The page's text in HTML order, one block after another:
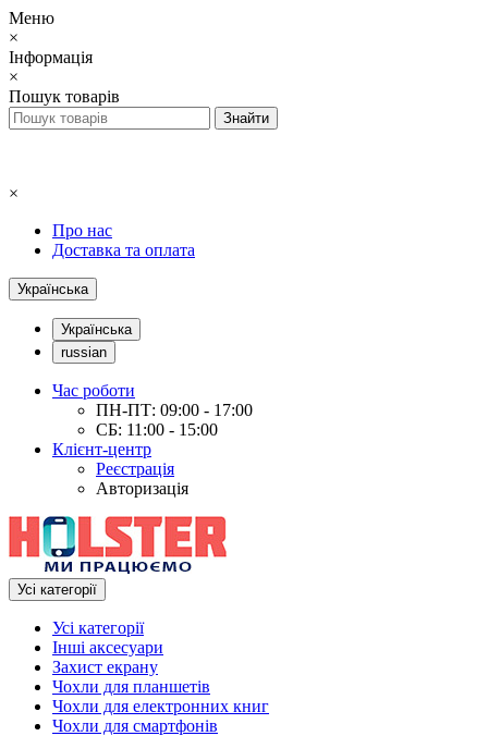
Меню
×
Інформація
×
Пошук товарів
×
Про нас
Доставка та оплата
Українська
Українська
russian
Час роботи
ПН-ПТ: 09:00 - 17:00
СБ: 11:00 - 15:00
Клієнт-центр
Реєстрація
Авторизація
Усі категорії
Усі категорії
Інші аксесуари
Захист екрану
Чохли для планшетів
Чохли для електронних книг
Чохли для смартфонів